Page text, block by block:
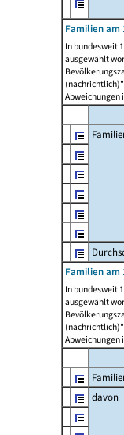
Familien am
In bundesweit
ausgewählt
Abweichungen
Familien am
In bundesweit
ausgewählt
Abweichungen
davon